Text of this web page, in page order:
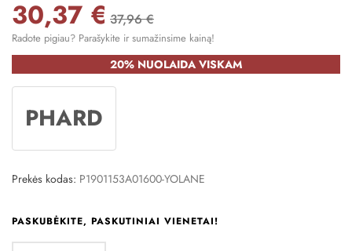
30,37 € 37,96 €
Radote pigiau? Parašykite ir sumažinsime kainą!
20% NUOLAIDA VISKAM
PHARD
Prekės kodas: P1901153A01600-YOLANE
PASKUBĖKITE, PASKUTINIAI VIENETAI!